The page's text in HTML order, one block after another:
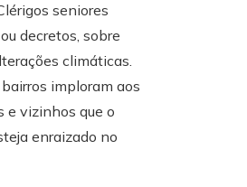
seniores
decretos, sobre
climáticas.
imploram aos
e vizinhos que o
enraizado no